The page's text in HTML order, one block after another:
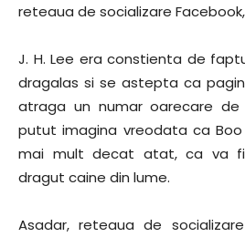
reteaua de socializare Facebook,
J. H. Lee era constienta de
dragalas si se astepta ca
atraga un numar oarecare
putut imagina vreodata ca
mai mult decat atat, ca va
dragut caine din lume.
Asadar, reteaua de